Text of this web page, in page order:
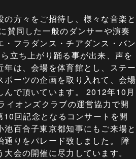
方々をご招待し、様々な音楽と
賛同した一般のダンサーや演奏
フラダンス・チアダンス・バン
立ち上がり踊る事が出来、声を
は、会場を体育館とし、ステー
ーツの企画を取り入れて、会場
で頂いています。 2012年10月
イオンズクラブの運営協力で開
回記念となるコンサートを開
百合子東京都知事にもご来場と
りをパレード致しました。 障
会の開催に尽力しています。